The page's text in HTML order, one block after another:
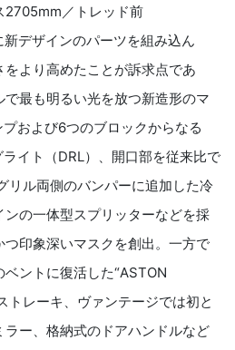
2705mm／トレッド前
デザインのパーツを組み込ん
より高めたことが訴求点であ
最も明るい光を放つ新造形のマ
および6つのブロックからなる
イト（DRL）、開口部を従来比で
リル両側のバンパーに追加した冷
の一体型スプリッターなどを採
印象深いマスクを創出。一方で
ントに復活した“ASTON
トレーキ、ヴァンテージでは初と
ー、格納式のドアハンドルなど